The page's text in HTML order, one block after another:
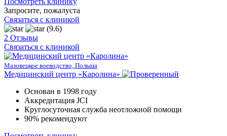
Запросите, пожалуста
Связаться с клиникой
(9.6)
2 Отзывы
Связаться с клиникой
Мазовецкое воеводство, Польша
Медицинский центр «Каролина»
Основан в 1998 году
Аккредитация JCI
Круглосуточная служба неотложной помощи
90% рекомендуют